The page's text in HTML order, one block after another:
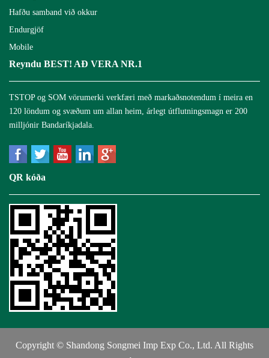
Hafðu samband við okkur
Endurgjöf
Mobile
Reyndu BEST! AÐ VERA NR.1
TSTOP og SOM vörumerki verkfæri með markaðsnotendum í meira en
120 löndum og svæðum um allan heim, árlegt útflutningsmagn er 200
milljónir Bandaríkjadala.
QR kóða
Copyright © Shandong Songmei Imp Exp Co., Ltd. All Rights